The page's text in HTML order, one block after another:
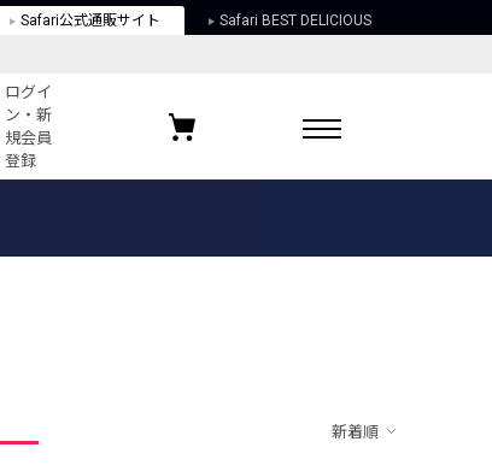
Safari公式通販サイト Safari BEST DELICIOUS
ログイ
ン・新
規会員
登録
お気に入りブランド
新着順